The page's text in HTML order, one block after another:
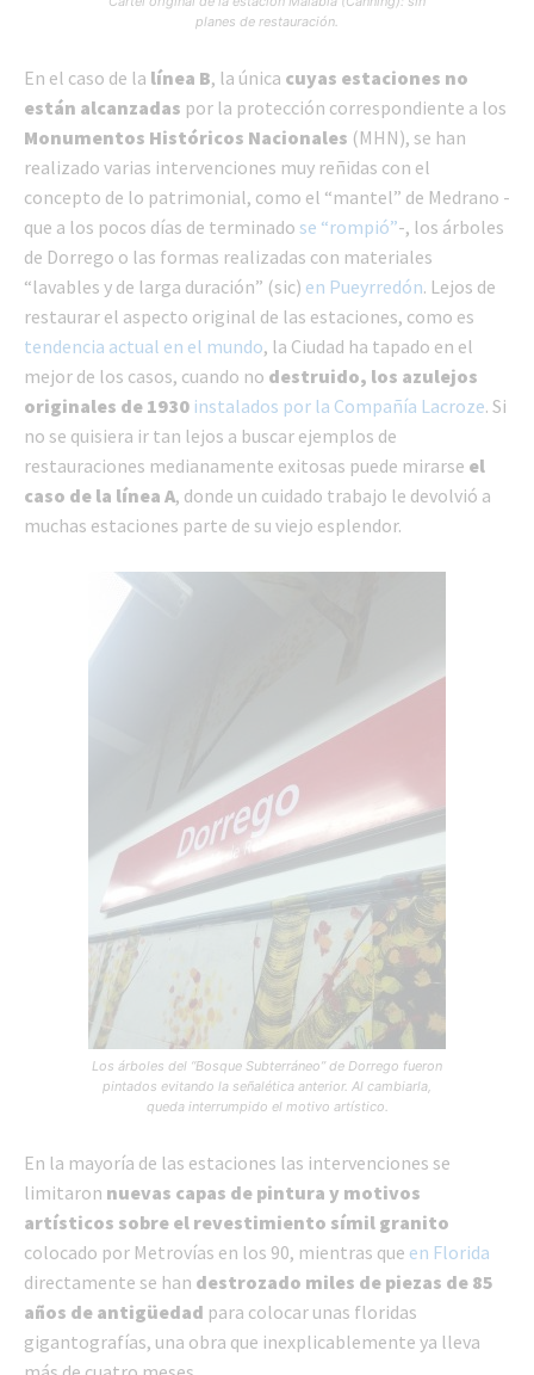
planes de restauración.
En el caso de la línea B, la única cuyas estaciones no
están alcanzadas por la protección correspondiente a los
Monumentos Históricos Nacionales (MHN), se han
realizado varias intervenciones muy reñidas con el
concepto de lo patrimonial, como el “mantel” de Medrano -
que a los pocos días de terminado se “rompió”-, los árboles
de Dorrego o las formas realizadas con materiales
“lavables y de larga duración” (sic) en Pueyrredón. Lejos de
restaurar el aspecto original de las estaciones, como es
tendencia actual en el mundo, la Ciudad ha tapado en el
mejor de los casos, cuando no destruido, los azulejos
originales de 1930 instalados por la Compañía Lacroze. Si
no se quisiera ir tan lejos a buscar ejemplos de
restauraciones medianamente exitosas puede mirarse el
caso de la línea A, donde un cuidado trabajo le devolvió a
muchas estaciones parte de su viejo esplendor.
Los árboles del “Bosque Subterráneo” de Dorrego fueron
pintados evitando la señalética anterior. Al cambiarla,
queda interrumpido el motivo artístico.
En la mayoría de las estaciones las intervenciones se
limitaron nuevas capas de pintura y motivos
artísticos sobre el revestimiento símil granito
colocado por Metrovías en los 90, mientras que en Florida
directamente se han destrozado miles de piezas de 85
años de antigüedad para colocar unas floridas
gigantografías, una obra que inexplicablemente ya lleva